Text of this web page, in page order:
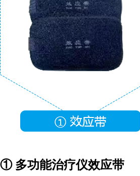
① 多功能治疗仪效应带